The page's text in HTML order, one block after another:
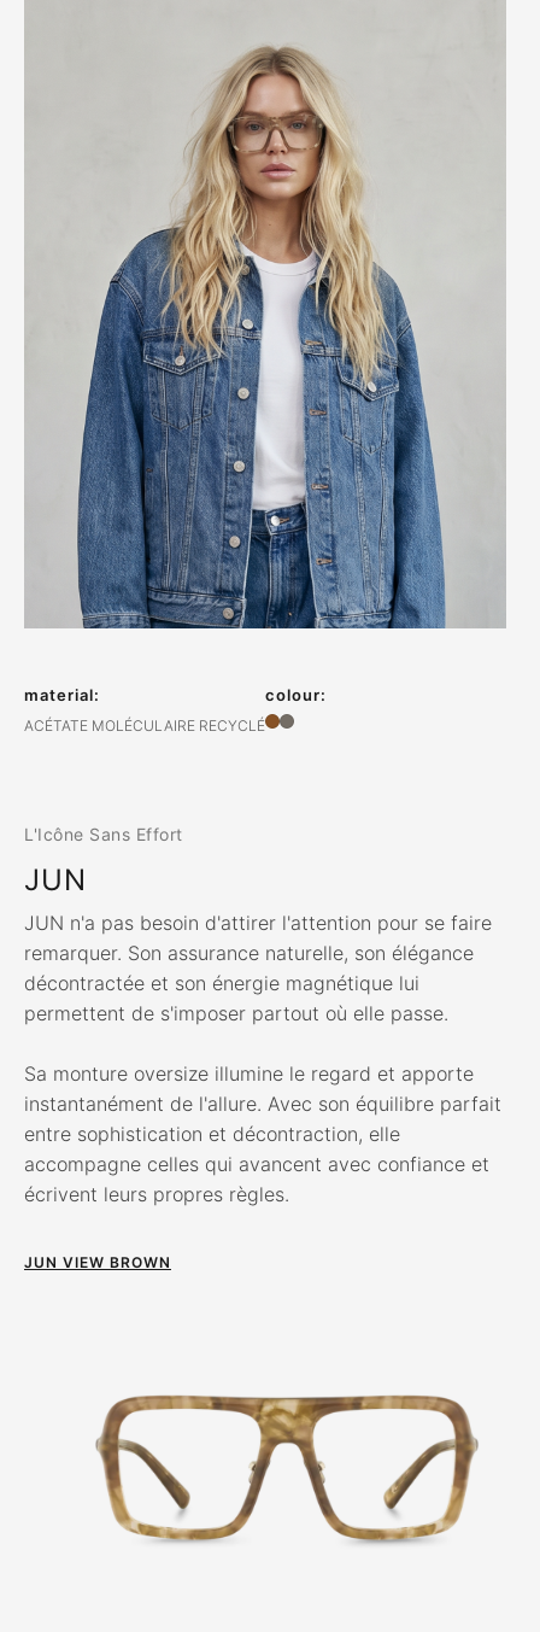
material:
ACÉTATE MOLÉCULAIRE RECYCLÉ
colour:
L'Icône Sans Effort
JUN
JUN n'a pas besoin d'attirer l'attention pour se faire
remarquer. Son assurance naturelle, son élégance
décontractée et son énergie magnétique lui
permettent de s'imposer partout où elle passe.
Sa monture oversize illumine le regard et apporte
instantanément de l'allure. Avec son équilibre parfait
entre sophistication et décontraction, elle
accompagne celles qui avancent avec confiance et
écrivent leurs propres règles.
JUN VIEW BROWN